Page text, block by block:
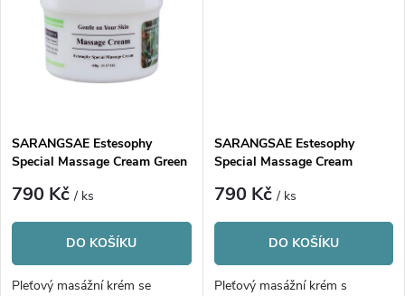
SARANGSAE Estesophy
Special Massage Cream Green
790 Kč/ ks
DO KOŠÍKU
Pleťový masážní krém se
SARANGSAE Estesophy
Special Massage Cream
790 Kč/ ks
DO KOŠÍKU
Pleťový masážní krém s